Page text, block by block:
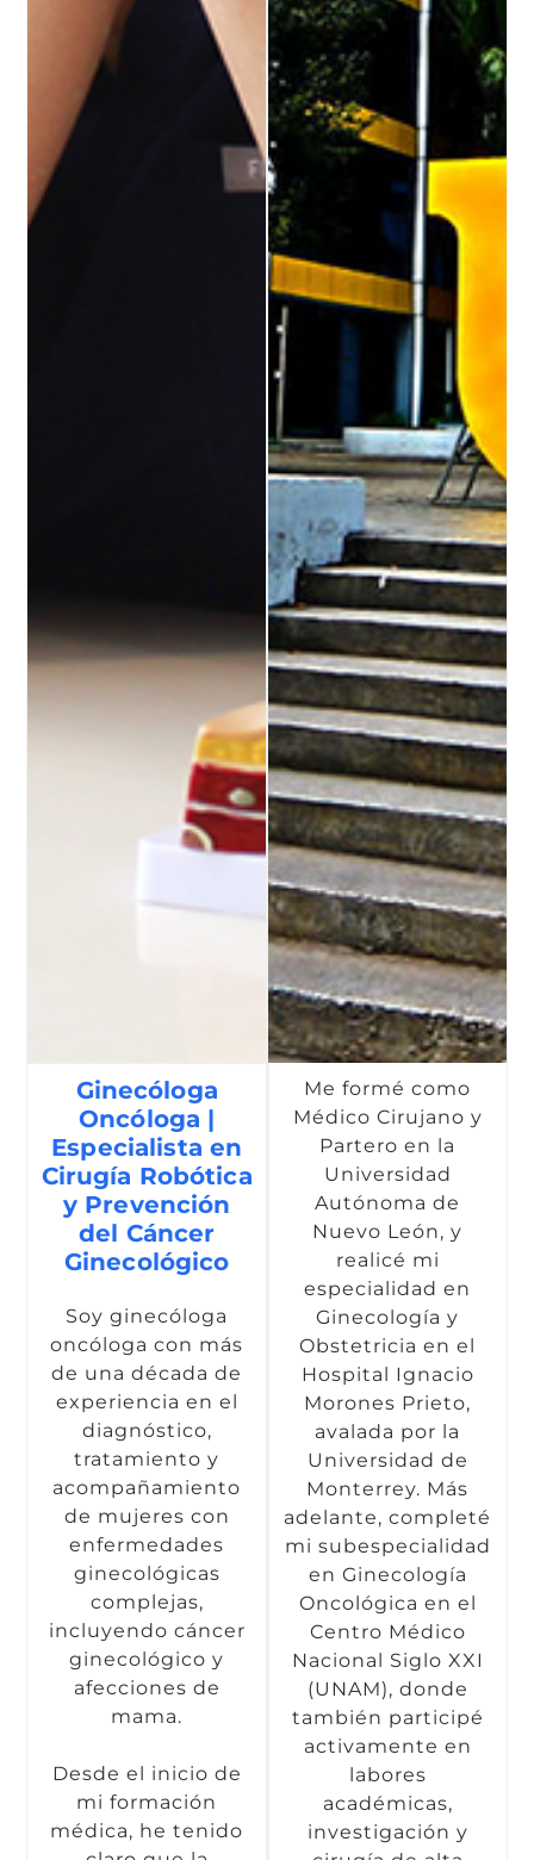
Ginecóloga
Oncóloga |
Especialista en
Cirugía Robótica
y Prevención
del Cáncer
Ginecológico
Soy ginecóloga
oncóloga con más
de una década de
experiencia en el
diagnóstico,
tratamiento y
acompañamiento
de mujeres con
enfermedades
ginecológicas
complejas,
incluyendo cáncer
ginecológico y
afecciones de
mama.
Desde el inicio de
mi formación
médica, he tenido
Me formé como
Médico Cirujano y
Partero en la
Universidad
Autónoma de
Nuevo León, y
realicé mi
especialidad en
Ginecología y
Obstetricia en el
Hospital Ignacio
Morones Prieto,
avalada por la
Universidad de
Monterrey. Más
adelante, completé
mi subespecialidad
en Ginecología
Oncológica en el
Centro Médico
Nacional Siglo XXI
(UNAM), donde
también participé
activamente en
labores
académicas,
investigación y